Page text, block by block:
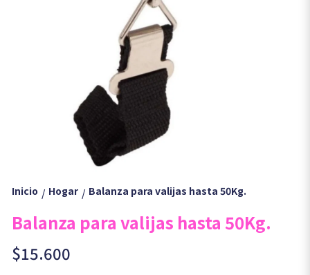
Inicio / Hogar / Balanza para valijas hasta 50Kg.
Balanza para valijas hasta 50Kg.
$15.600